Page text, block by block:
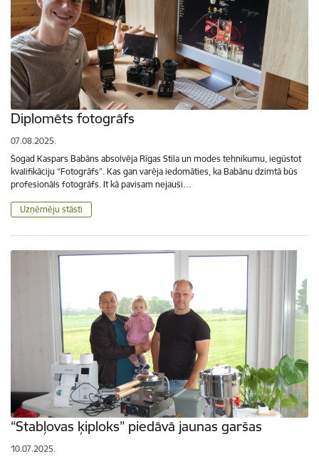
Diplomēts fotogrāfs
07.08.2025.
Šogad Kaspars Babāns absolvēja Rīgas Stila un modes tehnikumu, iegūstot
kvalifikāciju “Fotogrāfs”. Kas gan varēja iedomāties, ka Babānu dzimtā būs
profesionāls fotogrāfs. It kā pavisam nejauši…
Uzņēmēju stāsti
“Stabļovas ķiploks” piedāvā jaunas garšas
10.07.2025.